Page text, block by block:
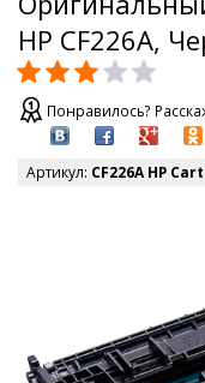
HP CF226A,
Понравилось?
Артикул: CF226A HP Cart